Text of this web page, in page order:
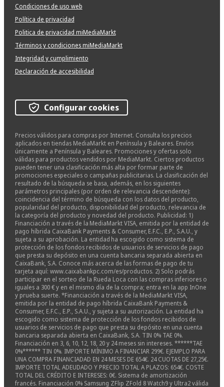
Condiciones de uso web
Política de privacidad
Politica de privacidad miMediaMarkt
Términos y condiciones miMediaMarkt
Integridad y cumplimiento
Declaración de accesibilidad
Configurar cookies
Precios válidos para compras por Internet. Consulta los precios
aplicados en tiendas MediaMarkt en Península y Baleares. Envíos
únicamente a Península y Baleares. Promociones y ofertas solo
válidas para productos vendidos por MediaMarkt. Ciertos productos
pueden tener una clasificación más alta por formar parte de
promociones especiales o campañas publicitarias. La clasificación del
resultado de la búsqueda se basa, además, en los siguientes
parámetros principales (por orden de relevancia descendente):
coincidencia del término de búsqueda con los datos del producto,
popularidad del producto, disponibilidad del producto, relevancia de
la categoría del producto y novedad del producto. Publicidad: 1)
Financiación a través de la MediaMarkt VISA, emitida por la entidad de
pago híbrida CaixaBank Payments & Consumer, E.F.C., E.P., S.A.U., y
sujeta a su aprobación. La entidad ha escogido como sistema de
protección de los fondos recibidos de usuarios de servicios de pago
que presta su depósito en una cuenta bancaria separada abierta en
CaixaBank, S.A. Conoce más acerca de las formas de pago de tu
tarjeta aquí: www.caixabankpc.com/es/productos. 2) Solo podrás
participar en el sorteo de la Rueda Loca con las compras inferiores o
iguales a 300 € y en el mismo día de la compra; entra en la app InOne
y prueba suerte. *Financiación a través de la MediaMarkt VISA,
emitida por la entidad de pago híbrida CaixaBank Payments &
Consumer, E.F.C., E.P., S.A.U., y sujeta a su autorización. La entidad ha
escogido como sistema de protección de los fondos recibidos de
usuarios de servicios de pago que presta su depósito en una cuenta
bancaria separada abierta en CaixaBank, S.A. TIN 0% TAE 0%.
Financiación en 3, 6, 10, 12, 18, 20 y 24 meses sin intereses. ******TAE
0%****** TIN 0%. IMPORTE MÍNIMO A FINANCIAR 299€. EJEMPLO PARA
UNA COMPRA FINANCIADAD EN 24 MESES DE 654€. 24 CUOTAS DE 27,25€.
IMPORTE TOTAL ADEUDADO Y PRECIO TOTAL A PLAZOS: 654€. COSTE
TOTAL DEL CRÉDITO E INTERESES: 0€. Sistema de amortización
francés. Financiación 0% Samsung ZFlip ZFold 8 Watch9 y Ultra2 válida